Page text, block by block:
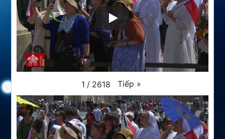
1 / 2618 Tiếp »